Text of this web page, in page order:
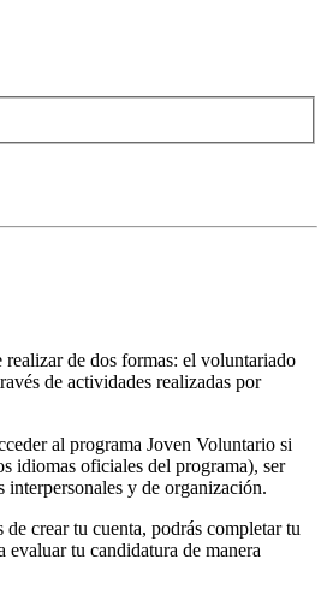
de dos formas: el voluntariado
de actividades realizadas por
al programa Joven Voluntario si
idiomas oficiales del programa), ser
y de organización.
crear tu cuenta, podrás completar tu
tu candidatura de manera